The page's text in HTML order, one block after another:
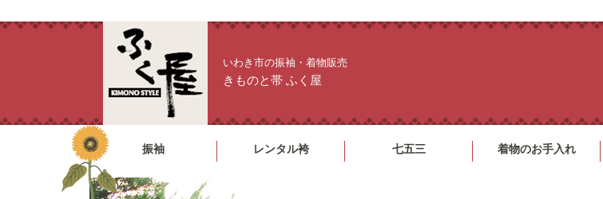
いわき市の振袖・着物販売
きものと帯 ふく屋
振袖 レンタル袴 七五三 着物のお手入れ